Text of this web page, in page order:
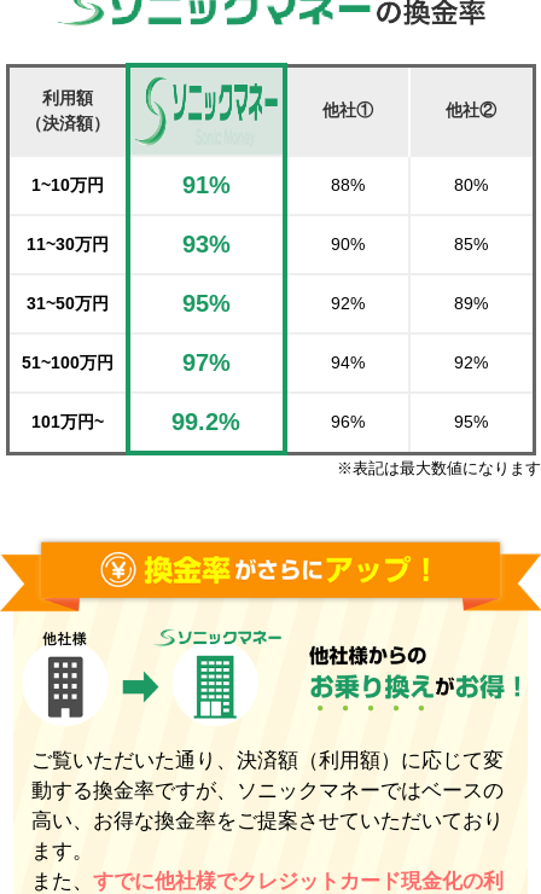
利用額
（決済額）
他社① 他社②
1~10万円 91% 88% 80%
11~30万円 93% 90% 85%
31~50万円 95% 92% 89%
51~100万円 97% 94% 92%
101万円~ 99.2% 96% 95%
※表記は最大数値になります
ご覧いただいた通り、決済額（利用額）に応じて変
動する換金率ですが、ソニックマネーではベースの
高い、お得な換金率をご提案させていただいており
ます。
また、すでに他社様でクレジットカード現金化の利